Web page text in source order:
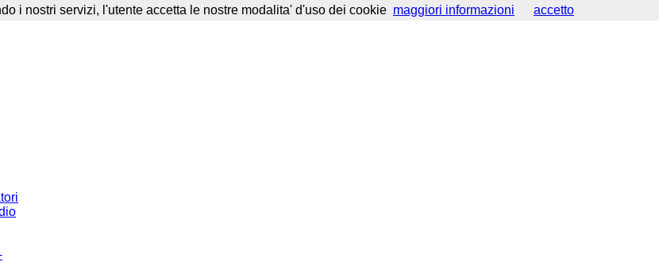
i nostri servizi, l'utente accetta le nostre modalita' d'uso dei cookie maggiori informazioni accetto